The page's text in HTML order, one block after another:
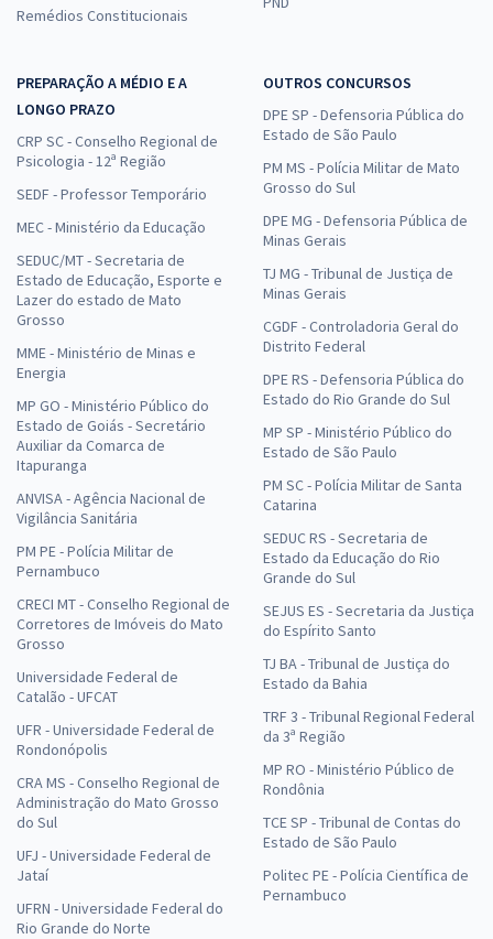
Remédios Constitucionais
PREPARAÇÃO A MÉDIO E A
LONGO PRAZO
CRP SC - Conselho Regional de
Psicologia - 12ª Região
SEDF - Professor Temporário
MEC - Ministério da Educação
SEDUC/MT - Secretaria de
Estado de Educação, Esporte e
Lazer do estado de Mato
Grosso
MME - Ministério de Minas e
Energia
MP GO - Ministério Público do
Estado de Goiás - Secretário
Auxiliar da Comarca de
Itapuranga
ANVISA - Agência Nacional de
Vigilância Sanitária
PM PE - Polícia Militar de
Pernambuco
CRECI MT - Conselho Regional de
Corretores de Imóveis do Mato
Grosso
Universidade Federal de
Catalão - UFCAT
UFR - Universidade Federal de
Rondonópolis
CRA MS - Conselho Regional de
Administração do Mato Grosso
do Sul
UFJ - Universidade Federal de
Jataí
UFRN - Universidade Federal do
Rio Grande do Norte
OUTROS CONCURSOS
DPE SP - Defensoria Pública do
Estado de São Paulo
PM MS - Polícia Militar de Mato
Grosso do Sul
DPE MG - Defensoria Pública de
Minas Gerais
TJ MG - Tribunal de Justiça de
Minas Gerais
CGDF - Controladoria Geral do
Distrito Federal
DPE RS - Defensoria Pública do
Estado do Rio Grande do Sul
MP SP - Ministério Público do
Estado de São Paulo
PM SC - Polícia Militar de Santa
Catarina
SEDUC RS - Secretaria de
Estado da Educação do Rio
Grande do Sul
SEJUS ES - Secretaria da Justiça
do Espírito Santo
TJ BA - Tribunal de Justiça do
Estado da Bahia
TRF 3 - Tribunal Regional Federal
da 3ª Região
MP RO - Ministério Público de
Rondônia
TCE SP - Tribunal de Contas do
Estado de São Paulo
Politec PE - Polícia Científica de
Pernambuco